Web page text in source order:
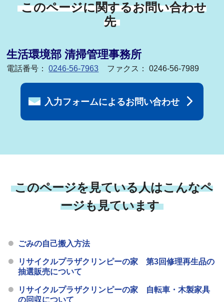
このページに関するお問い合わせ
先
生活環境部 清掃管理事務所
電話番号：0246-56-7963 ファクス： 0246-56-7989
入力フォームによるお問い合わせ
このページを見ている人はこんなペ
ージも見ています
ごみの自己搬入方法
リサイクルプラザクリンピーの家 第3回修理再生品の
抽選販売について
リサイクルプラザクリンピーの家 自転車・木製家具
の回収について